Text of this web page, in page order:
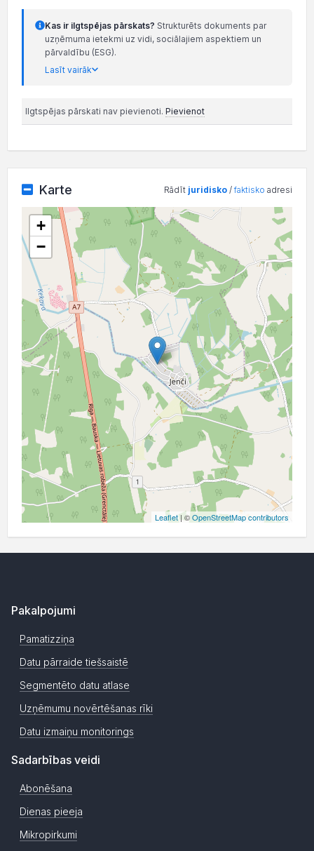
Kas ir ilgtspējas pārskats? Strukturēts dokuments par
uzņēmuma ietekmi uz vidi, sociālajiem aspektiem un
pārvaldību (ESG).
Lasīt vairāk
Ilgtspējas pārskati nav pievienoti. Pievienot
Karte Rādīt juridisko /faktisko adresi
+
−
Leaflet| ©OpenStreetMap contributors
Pakalpojumi
Pamatizziņa
Datu pārraide tiešsaistē
Segmentēto datu atlase
Uzņēmumu novērtēšanas rīki
Datu izmaiņu monitorings
Sadarbības veidi
Abonēšana
Dienas pieeja
Mikropirkumi